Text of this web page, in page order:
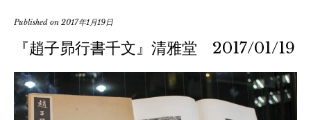
Published on 2017年1月19日
『趙子昴行書千文』清雅堂 2017/01/19